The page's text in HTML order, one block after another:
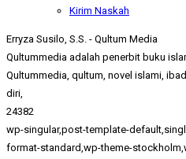
Kirim Naskah
Erryza Susilo, S.S. - Qultum Media
Qultummedia adalah penerbit buku
Qultummedia, qultum, novel islami,
diri,
24382
wp-singular,post-template-
format-standard,wp-theme-